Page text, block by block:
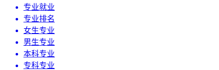
专业就业
专业排名
女生专业
男生专业
本科专业
专科专业